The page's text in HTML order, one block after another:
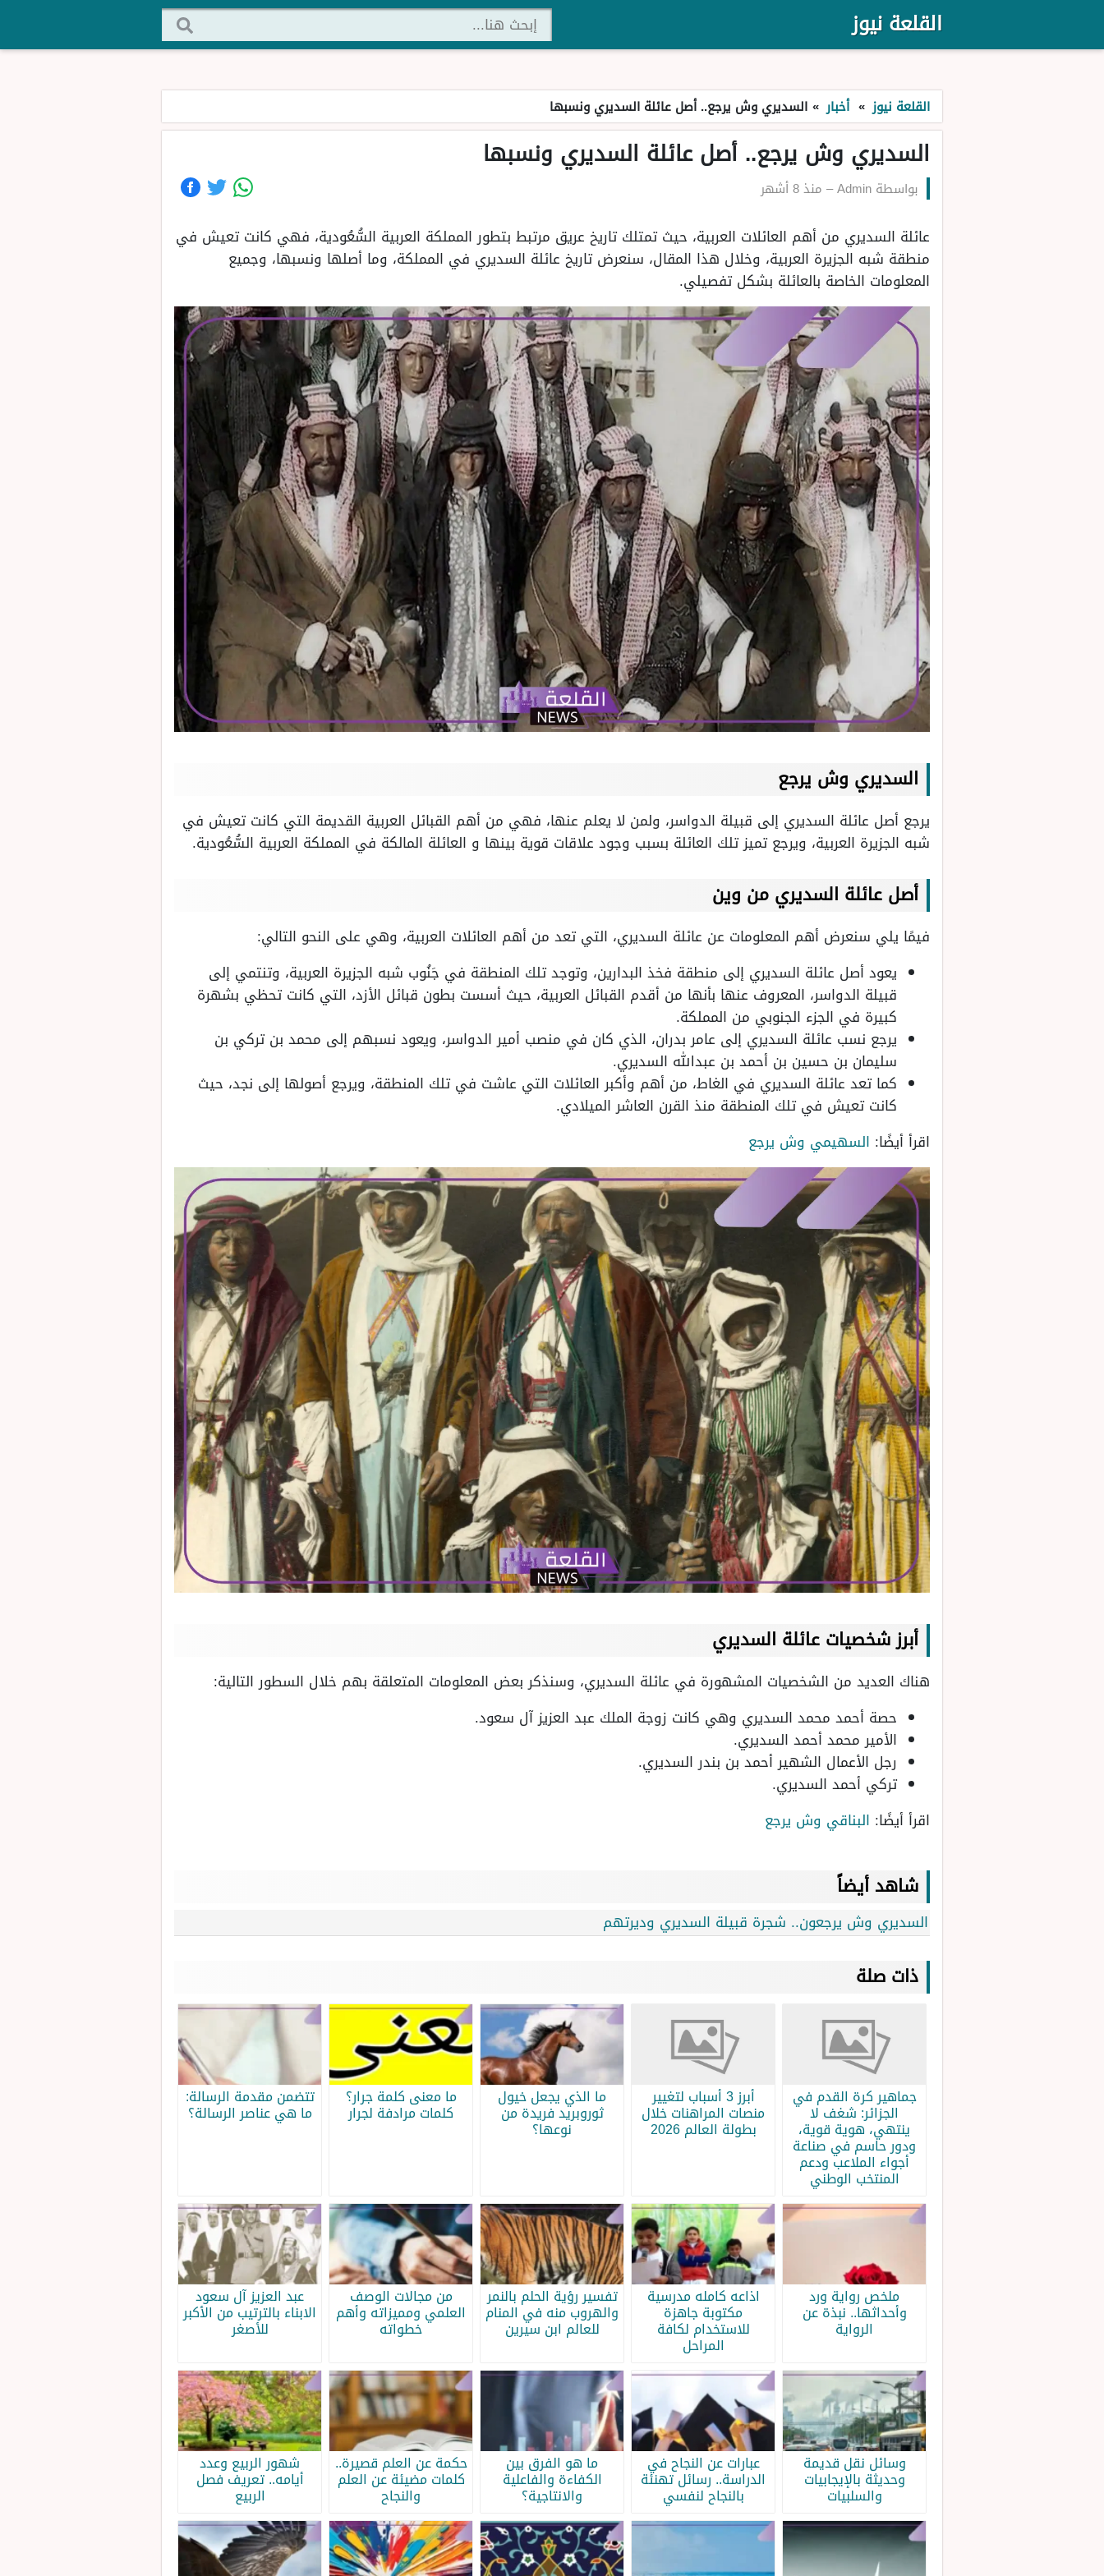
القلعة نيوز
القلعة نيوز » أخبار » السديري وش يرجع.. أصل عائلة السديري ونسبها
السديري وش يرجع.. أصل عائلة السديري ونسبها
بواسطة Admin
– منذ 8 أشهر
عائلة السديري من أهم العائلات العربية، حيث تمتلك تاريخ عريق مرتبط بتطور المملكة العربية السُّعُودية، فهي كانت تعيش في
منطقة شبه الجزيرة العربية، وخلال هذا المقال، سنعرض تاريخ عائلة السديري في المملكة، وما أصلها ونسبها، وجميع
المعلومات الخاصة بالعائلة بشكل تفصيلي.
السديري وش يرجع
يرجع أصل عائلة السديري إلى قبيلة الدواسر، ولمن لا يعلم عنها، فهي من أهم القبائل العربية القديمة التي كانت تعيش في
شبه الجزيرة العربية، ويرجع تميز تلك العائلة بسبب وجود علاقات قوية بينها و العائلة المالكة في المملكة العربية السُّعُودية.
أصل عائلة السديري من وين
فيمًا يلي سنعرض أهم المعلومات عن عائلة السديري، التي تعد من أهم العائلات العربية، وهي على النحو التالي:
يعود أصل عائلة السديري إلى منطقة فخذ البدارين، وتوجد تلك المنطقة في جَنُوب شبه الجزيرة العربية، وتنتمي إلى
قبيلة الدواسر، المعروف عنها بأنها من أقدم القبائل العربية، حيث أسست بطون قبائل الأزد، التي كانت تحظي بشهرة
كبيرة في الجزء الجنوبي من المملكة.
يرجع نسب عائلة السديري إلى عامر بدران، الذي كان في منصب أمير الدواسر، ويعود نسبهم إلى محمد بن تركي بن
سليمان بن حسين بن أحمد بن عبدالله السديري.
كما تعد عائلة السديري في الغاط، من أهم وأكبر العائلات التي عاشت في تلك المنطقة، ويرجع أصولها إلى نجد، حيث
كانت تعيش في تلك المنطقة منذ القرن العاشر الميلادي.
اقرأ أيضًا: السهيمي وش يرجع
أبرز شخصيات عائلة السديري
هناك العديد من الشخصيات المشهورة في عائلة السديري، وسنذكر بعض المعلومات المتعلقة بهم خلال السطور التالية:
حصة أحمد محمد السديري وهي كانت زوجة الملك عبد العزيز آل سعود.
الأمير محمد أحمد السديري.
رجل الأعمال الشهير أحمد بن بندر السديري.
تركي أحمد السديري.
اقرأ أيضًا: البناقي وش يرجع
شاهد أيضاً
السديري وش يرجعون.. شجرة قبيلة السديري وديرتهم
ذات صلة
جماهير كرة القدم في
الجزائر: شغف لا
ينتهي، هوية قوية،
ودور حاسم في صناعة
أجواء الملاعب ودعم
المنتخب الوطني
أبرز 3 أسباب لتغيير
منصات المراهنات خلال
بطولة العالم 2026
ما الذي يجعل خيول
ثوروبريد فريدة من
نوعها؟
ما معنى كلمة جرار؟
كلمات مرادفة لجرار
تتضمن مقدمة الرسالة:
ما هي عناصر الرسالة؟
ملخص رواية ورد
وأحداثها.. نبذة عن
الرواية
اذاعه كامله مدرسية
مكتوبة جاهزة
للاستخدام لكافة
المراحل
تفسير رؤية الحلم بالنمر
والهروب منه في المنام
للعالم ابن سيرين
من مجالات الوصف
العلمي ومميزاته وأهم
خطواته
عبد العزيز آل سعود
الابناء بالترتيب من الأكبر
للأصغر
وسائل نقل قديمة
وحديثة بالإيجابيات
والسلبيات
عبارات عن النجاح في
الدراسة.. رسائل تهنئة
بالنجاح لنفسي
ما هو الفرق بين
الكفاءة والفاعلية
والانتاجية؟
حكمة عن العلم قصيرة..
كلمات مضيئة عن العلم
والنجاح
شهور الربيع وعدد
أيامه.. تعريف فصل
الربيع